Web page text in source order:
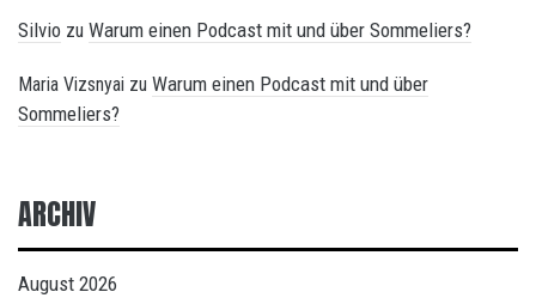
Silvio zu Warum einen Podcast mit und über Sommeliers?
Maria Vizsnyai zu Warum einen Podcast mit und über
Sommeliers?
ARCHIV
August 2026